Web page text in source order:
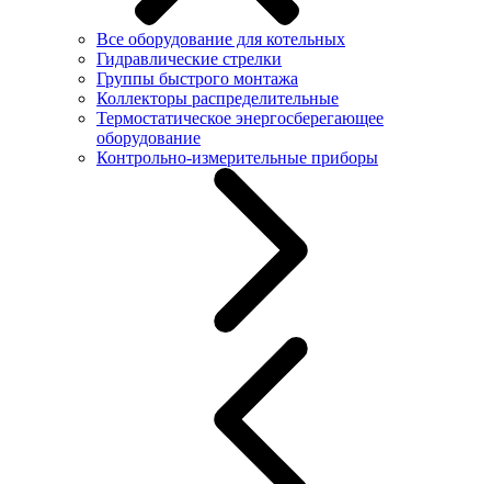
Все оборудование для котельных
Гидравлические стрелки
Группы быстрого монтажа
Коллекторы распределительные
Термостатическое энергосберегающее
оборудование
Контрольно-измерительные приборы